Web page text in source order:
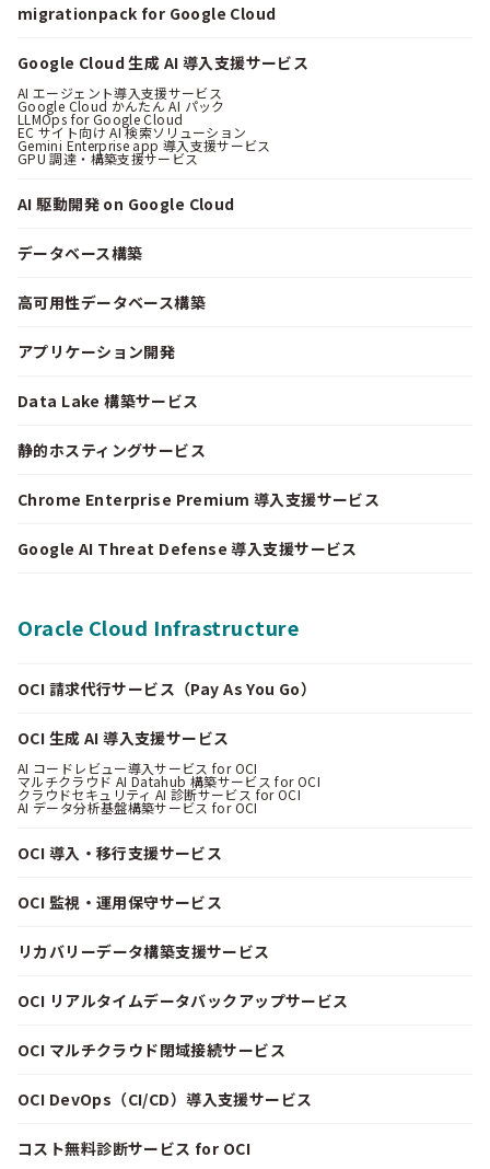
migrationpack for Google Cloud
Google Cloud 生成 AI 導入支援サービス
AI エージェント導入支援サービス
Google Cloud かんたん AI パック
LLMOps for Google Cloud
EC サイト向け AI 検索ソリューション
Gemini Enterprise app 導入支援サービス
GPU 調達・構築支援サービス
AI 駆動開発 on Google Cloud
データベース構築
高可用性データベース構築
アプリケーション開発
Data Lake 構築サービス
静的ホスティングサービス
Chrome Enterprise Premium 導入支援サービス
Google AI Threat Defense 導入支援サービス
Oracle Cloud Infrastructure
OCI 請求代行サービス（Pay As You Go）
OCI 生成 AI 導入支援サービス
AI コードレビュー導入サービス for OCI
マルチクラウド AI Datahub 構築サービス for OCI
クラウドセキュリティ AI 診断サービス for OCI
AI データ分析基盤構築サービス for OCI
OCI 導入・移行支援サービス
OCI 監視・運用保守サービス
リカバリーデータ構築支援サービス
OCI リアルタイムデータバックアップサービス
OCI マルチクラウド閉域接続サービス
OCI DevOps（CI/CD）導入支援サービス
コスト無料診断サービス for OCI